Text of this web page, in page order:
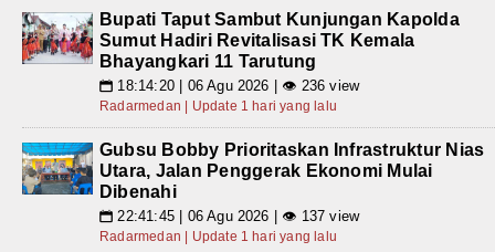
Bupati Taput Sambut Kunjungan Kapolda
Sumut Hadiri Revitalisasi TK Kemala
Bhayangkari 11 Tarutung
📅 18:14:20 | 06 Agu 2026 | 👁 236 view
Radarmedan | Update 1 hari yang lalu
Gubsu Bobby Prioritaskan Infrastruktur Nias
Utara, Jalan Penggerak Ekonomi Mulai
Dibenahi
📅 22:41:45 | 06 Agu 2026 | 👁 137 view
Radarmedan | Update 1 hari yang lalu